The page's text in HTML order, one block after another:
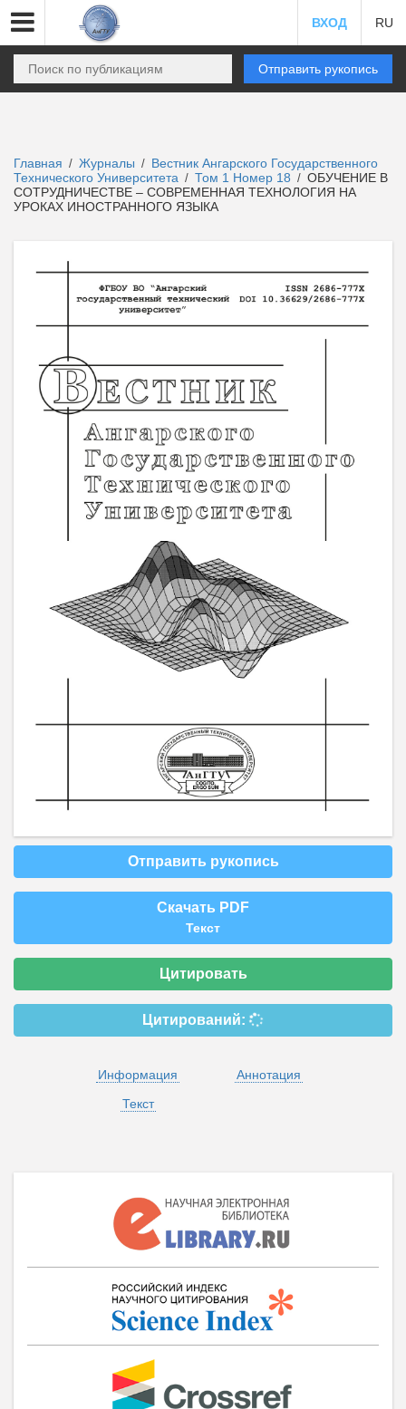
ВХОД RU
Отправить рукопись
Главная / Журналы / Вестник Ангарского Государственного
Технического Университета / Том 1 Номер 18 / ОБУЧЕНИЕ В
СОТРУДНИЧЕСТВЕ – СОВРЕМЕННАЯ ТЕХНОЛОГИЯ НА
УРОКАХ ИНОСТРАННОГО ЯЗЫКА
Отправить рукопись
Скачать PDF
Текст
Цитировать
Цитирований:
Информация
Аннотация
Текст